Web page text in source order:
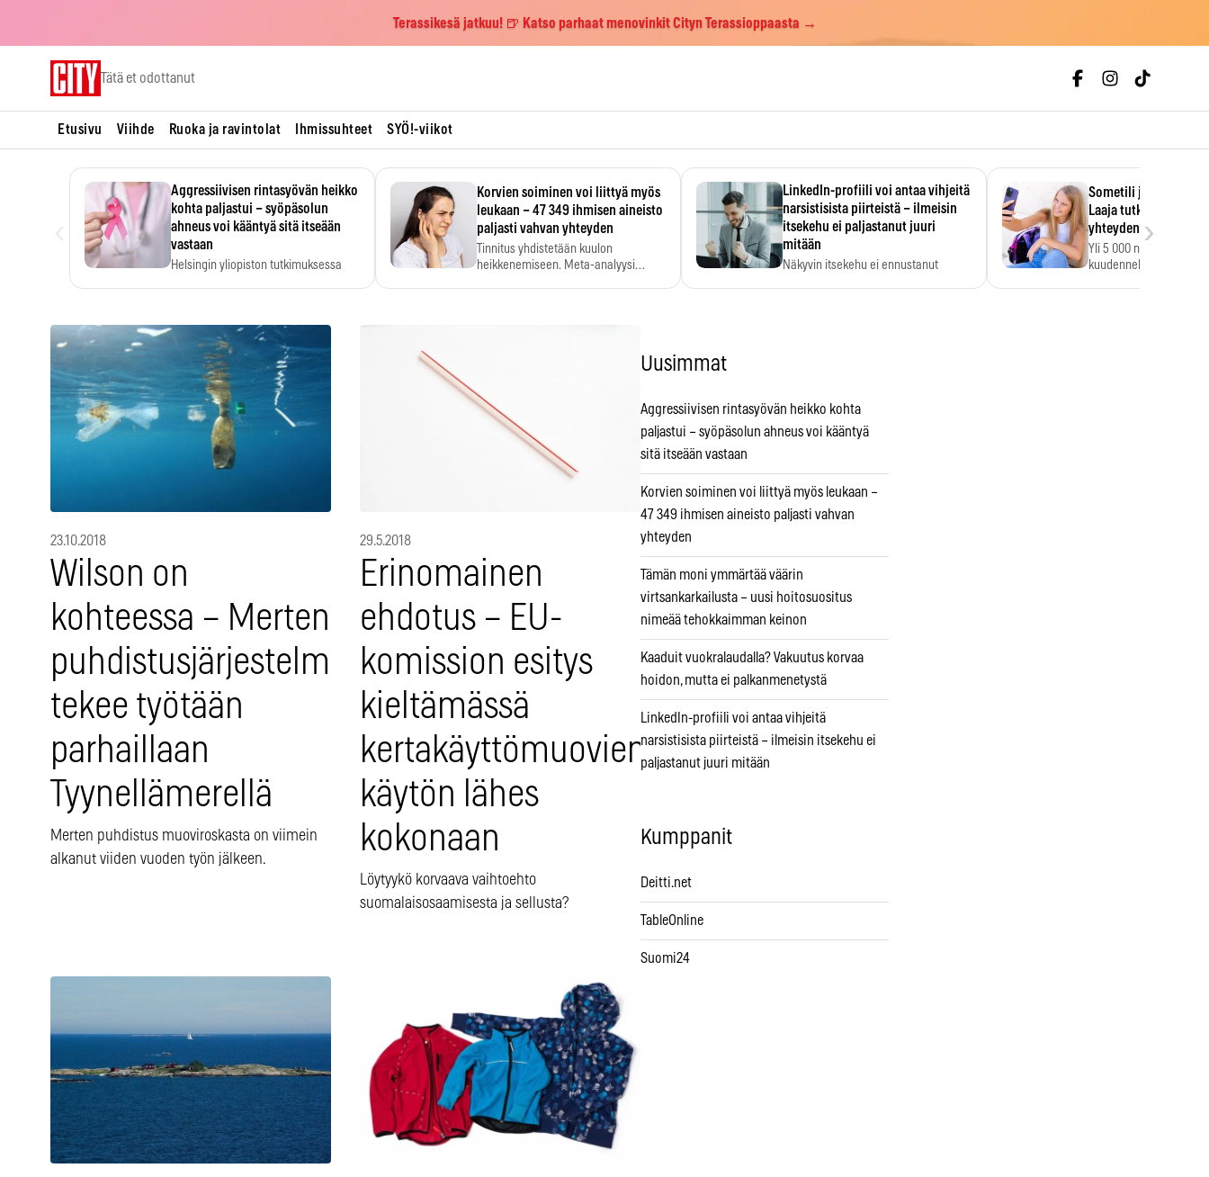
Terassikesä jatkuu! 🍺 Katso parhaat menovinkit Cityn Terassioppaasta →
Tätä et odottanut
Etusivu Viihde Ruoka ja ravintolat Ihmissuhteet SYÖ!-viikot
Aggressiivisen rintasyövän heikko
kohta paljastui – syöpäsolun
ahneus voi kääntyä sitä itseään
vastaan
Helsingin yliopiston tutkimuksessa
Korvien soiminen voi liittyä myös
leukaan – 47 349 ihmisen aineisto
paljasti vahvan yhteyden
Tinnitus yhdistetään kuulon
heikkenemiseen. Meta-analyysi
LinkedIn-profiili voi antaa vihjeitä
narsistisista piirteistä – ilmeisin
itsekehu ei paljastanut juuri
mitään
Näkyvin itsekehu ei ennustanut
Sometili jo 11-
Laaja tutkimus löysi
yhteyden heikkoihin
Yli 5 000 nuoren
kuudennella luokalla
›
23.10.2018
Wilson on
kohteessa – Merten
puhdistusjärjestelmä
tekee työtään
parhaillaan
Tyynellämerellä
Merten puhdistus muoviroskasta on viimein
alkanut viiden vuoden työn jälkeen.
29.5.2018
Erinomainen
ehdotus – EU-
komission esitys
kieltämässä
kertakäyttömuovien
käytön lähes
kokonaan
Löytyykö korvaava vaihtoehto
suomalaisosaamisesta ja sellusta?
Uusimmat
Aggressiivisen rintasyövän heikko kohta
paljastui – syöpäsolun ahneus voi kääntyä
sitä itseään vastaan
Korvien soiminen voi liittyä myös leukaan –
47 349 ihmisen aineisto paljasti vahvan
yhteyden
Tämän moni ymmärtää väärin
virtsankarkailusta – uusi hoitosuositus
nimeää tehokkaimman keinon
Kaaduit vuokralaudalla? Vakuutus korvaa
hoidon, mutta ei palkanmenetystä
LinkedIn-profiili voi antaa vihjeitä
narsistisista piirteistä – ilmeisin itsekehu ei
paljastanut juuri mitään
Kumppanit
Deitti.net
TableOnline
Suomi24